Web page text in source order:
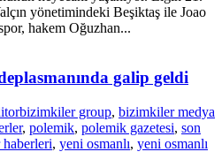
yönetimindeki Beşiktaş ile Joao
hakem Oğuzhan...
galip geldi
bizimkiler group, bizimkiler medya
, polemik, polemik gazetesi, son
haberleri, yeni osmanlı, yeni osmanlı